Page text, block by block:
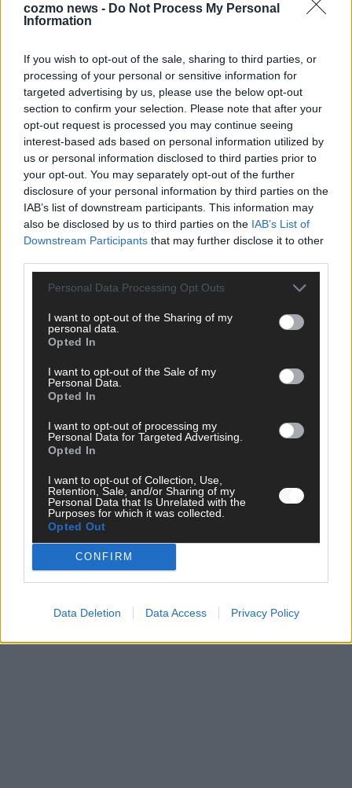
cozmo news - Do Not Process My Personal
Information
If you wish to opt-out of the sale, sharing to third parties, or
processing of your personal or sensitive information for
targeted advertising by us, please use the below opt-out
section to confirm your selection. Please note that after your
opt-out request is processed you may continue seeing
interest-based ads based on personal information utilized by
us or personal information disclosed to third parties prior to
your opt-out. You may separately opt-out of the further
disclosure of your personal information by third parties on the
IAB’s list of downstream participants. This information may
also be disclosed by us to third parties on the IAB’s List of
Downstream Participants that may further disclose it to other
Personal Data Processing Opt Outs
I want to opt-out of the Sharing of my
personal data.
Opted In
I want to opt-out of the Sale of my
Personal Data.
Opted In
I want to opt-out of processing my
Personal Data for Targeted Advertising.
Opted In
I want to opt-out of Collection, Use,
Retention, Sale, and/or Sharing of my
Personal Data that Is Unrelated with the
Purposes for which it was collected.
Opted Out
CONFIRM
Data Deletion Data Access Privacy Policy
Über Redaktion | FLASH UP 22529 Artikel
Hier schreiben, posten und kuratieren unsere Redakteur alles,
was euch wirklich interessiert! Wir sind das Team hinter den
News, Storys und Videos, die ihr auf FLASH UP seht. Ob
brandheiße Nachrichten, coole Tipps, spannende Hintergründe
oder crazy Trends – wir checken alles für euch, filtern das
Wichtigste raus und bringen’s auf den Punkt.
TOP STORIES
Monaco, Sallys Café, Westernbrauerei – der
Europa-Park 2026 macht vieles neu
EXTRA
KOMMENTAR